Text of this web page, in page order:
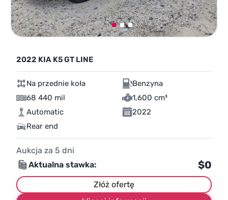
2022 KIA K5 GT LINE
Na przednie koła
Benzyna
68 440 mil
1,600 cm³
Automatic
2022
Rear end
Aukcja za 5 dni
Aktualna stawka:
$0
Złóż ofertę